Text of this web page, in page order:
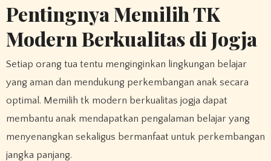
Pentingnya Memilih TK
Modern Berkualitas di Jogja
Setiap orang tua tentu menginginkan lingkungan belajar
yang aman dan mendukung perkembangan anak secara
optimal. Memilih tk modern berkualitas jogja dapat
membantu anak mendapatkan pengalaman belajar yang
menyenangkan sekaligus bermanfaat untuk perkembangan
jangka panjang.